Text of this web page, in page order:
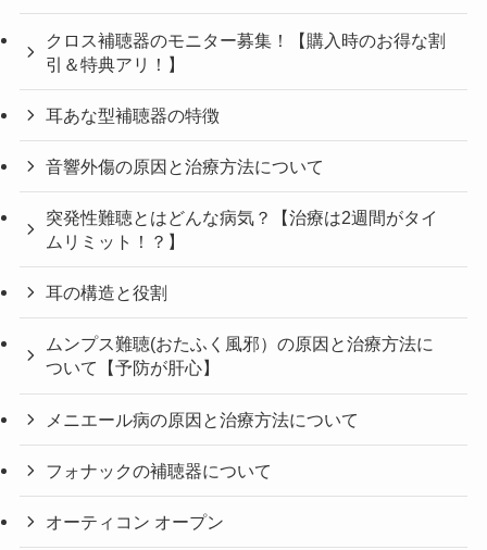
クロス補聴器のモニター募集！【購入時のお得な割
引＆特典アリ！】
耳あな型補聴器の特徴
音響外傷の原因と治療方法について
突発性難聴とはどんな病気？【治療は2週間がタイ
ムリミット！？】
耳の構造と役割
ムンプス難聴(おたふく風邪）の原因と治療方法に
ついて【予防が肝心】
メニエール病の原因と治療方法について
フォナックの補聴器について
オーティコン オープン